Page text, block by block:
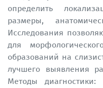
определить
размеры,
Исследования
для
образований на
лучшего выявления
Методы диагностики: